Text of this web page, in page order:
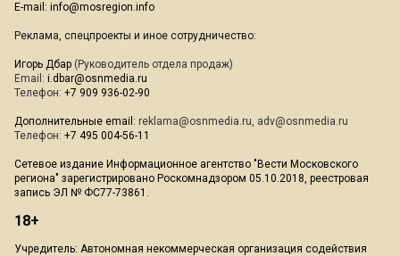
E-mail: info@mosregion.info
Реклама, спецпроекты и иное сотрудничество:
Игорь Дбар (Руководитель отдела продаж)
Email: i.dbar@osnmedia.ru
Телефон: +7 909 936-02-90
Дополнительные email: reklama@osnmedia.ru, adv@osnmedia.ru
Телефон: +7 495 004-56-11
Сетевое издание Информационное агентство "Вести Московского
региона" зарегистрировано Роскомнадзором 05.10.2018, реестровая
запись ЭЛ № ФС77-73861.
18+
Учредитель: Автономная некоммерческая организация содействия